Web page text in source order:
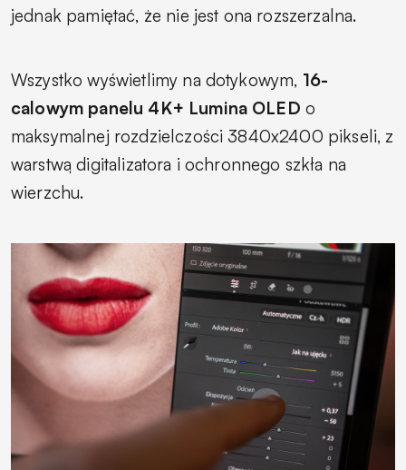
jednak pamiętać, że nie jest ona rozszerzalna.
Wszystko wyświetlimy na dotykowym, 16-
calowym panelu 4K+ Lumina OLED o
maksymalnej rozdzielczości 3840x2400 pikseli, z
warstwą digitalizatora i ochronnego szkła na
wierzchu.